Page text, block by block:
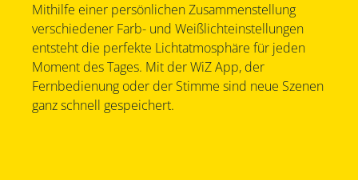
Mithilfe einer persönlichen Zusammenstellung
verschiedener Farb- und Weißlichteinstellungen
entsteht die perfekte Lichtatmosphäre für jeden
Moment des Tages. Mit der WiZ App, der
Fernbedienung oder der Stimme sind neue Szenen
ganz schnell gespeichert.